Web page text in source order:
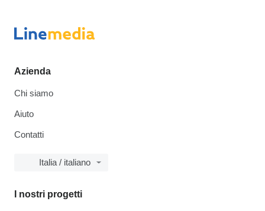
Azienda
Chi siamo
Aiuto
Contatti
Italia / italiano
I nostri progetti